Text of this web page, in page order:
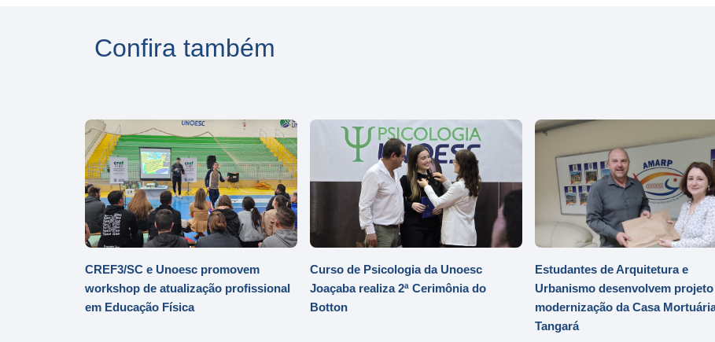
Confira também
CREF3/SC e Unoesc promovem
workshop de atualização profissional
em Educação Física
Curso de Psicologia da Unoesc
Joaçaba realiza 2ª Cerimônia do
Botton
Estudantes de Arquitetura e
Urbanismo desenvolvem
modernização da Casa
Tangará